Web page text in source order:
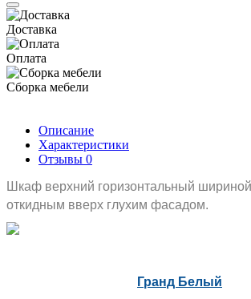
Доставка
Оплата
Сборка мебели
Описание
Характеристики
Отзывы 0
Шкаф верхний горизонтальный
откидным вверх глухим фасадом.
Гранд Белый